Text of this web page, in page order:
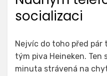
socializaci
Nejvíc do toho před
tým piva Heineken. Ten
minuta strávená na